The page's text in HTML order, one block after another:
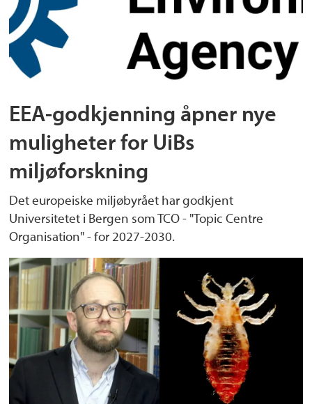
EEA-godkjenning åpner nye
muligheter for UiBs
miljøforskning
Det europeiske miljøbyrået har godkjent
Universitetet i Bergen som TCO - "Topic Centre
Organisation" - for 2027-2030.